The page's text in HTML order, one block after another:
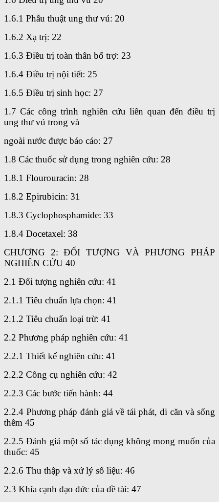
1.6.1 Phẫu thuật ung thư vú: 20
1.6.2 Xạ trị: 22
1.6.3 Điều trị toàn thân bổ trợ: 23
1.6.4 Điều trị nội tiết: 25
1.6.5 Điều trị sinh học: 27
1.7 Các công trình nghiên cứu liên quan đến điều trị
ung thư vú trong và
ngoài nước được báo cáo: 27
1.8 Các thuốc sử dụng trong nghiên cứu: 28
1.8.1 Flourouracin: 28
1.8.2 Epirubicin: 31
1.8.3 Cyclophosphamide: 33
1.8.4 Docetaxel: 38
CHƯƠNG 2: ĐỐI TƯỢNG VÀ PHƯƠNG PHÁP
NGHIÊN CỨU 40
2.1 Đối tượng nghiên cứu: 41
2.1.1 Tiêu chuẩn lựa chọn: 41
2.1.2 Tiêu chuẩn loại trừ: 41
2.2 Phương pháp nghiên cứu: 41
2.2.1 Thiết kế nghiên cứu: 41
2.2.2 Công cụ nghiên cứu: 42
2.2.3 Các bước tiến hành: 44
2.2.4 Phương pháp đánh giá về tái phát, di căn và sống
thêm 45
2.2.5 Đánh giá một số tác dụng không mong muốn của
thuốc: 45
2.2.6 Thu thập và xử lý số liệu: 46
2.3 Khía cạnh đạo đức của đề tài: 47